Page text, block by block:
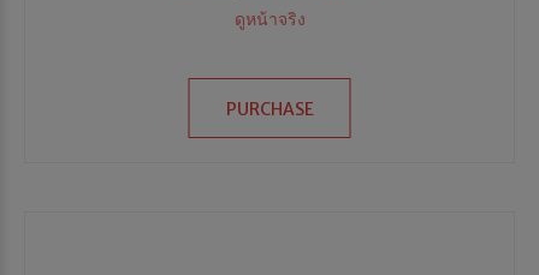
ดูหน้าจริง
PURCHASE